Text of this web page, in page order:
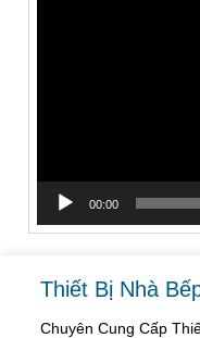
00:00
Thiết Bị Nhà
Chuyên Cung Cấp